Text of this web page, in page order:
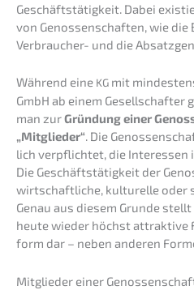
Geschäfts­tä­tig­keit. Dabei
von Genos­sen­schaf­ten, wie
Verbrau­cher- und die
Während eine KG mit
GmbH ab einem
man zurGründungeiner
„Mitglie­der“. Die
lich verpflich­tet, die
Die Geschäfts­tä­tig­keit der
wirtschaft­li­che, kultu­rel­le oder
Genau aus diesem Grunde
heute wieder höchst attrak­ti­ve
form dar – neben anderen
Mitglie­der einer